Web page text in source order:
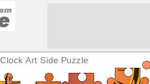
Clock Art Side Puzzle